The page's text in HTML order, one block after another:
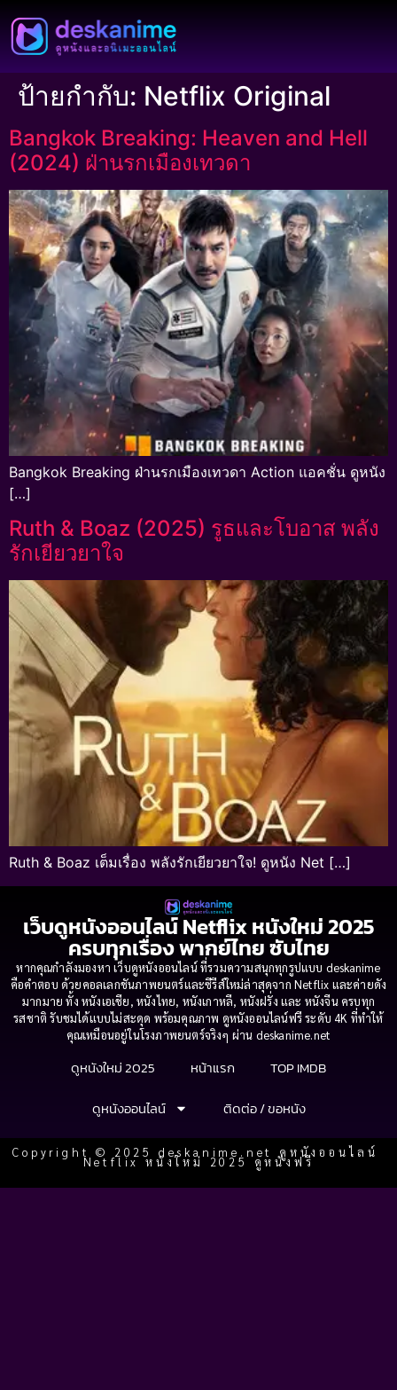
ป้ายกำกับ: Netflix Original
Bangkok Breaking: Heaven and Hell
(2024) ฝ่านรกเมืองเทวดา
Bangkok Breaking ฝ่านรกเมืองเทวดา Action แอคชั่น ดูหนัง
[…]
Ruth & Boaz (2025) รูธและโบอาส พลัง
รักเยียวยาใจ
Ruth & Boaz เต็มเรื่อง พลังรักเยียวยาใจ! ดูหนัง Net […]
เว็บดูหนังออนไลน์ Netflix หนังใหม่ 2025
ครบทุกเรื่อง พากย์ไทย ซับไทย
หากคุณกำลังมองหา เว็บดูหนังออนไลน์ ที่รวมความสนุกทุกรูปแบบ deskanime
คือคำตอบ ด้วยคอลเลกชันภาพยนตร์และซีรีส์ใหม่ล่าสุดจาก Netflix และค่ายดัง
มากมาย ทั้ง หนังเอเชีย, หนังไทย, หนังเกาหลี, หนังฝรั่ง และ หนังจีน ครบทุก
รสชาติ รับชมได้แบบไม่สะดุด พร้อมคุณภาพ ดูหนังออนไลน์ฟรี ระดับ 4K ที่ทำให้
คุณเหมือนอยู่ในโรงภาพยนตร์จริงๆ ผ่าน deskanime.net
ดูหนังใหม่ 2025 หน้าแรก
TOP IMDB
ดูหนังออนไลน์
ติดต่อ / ขอหนัง
Copyright © 2025 deskanime.net ดูหนังออนไลน์
Netflix หนังใหม่ 2025 ดูหนังฟรี